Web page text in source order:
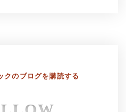
クのブログを購読する